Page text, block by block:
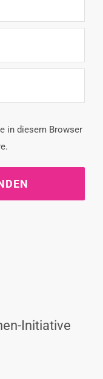
in diesem Browser
Initiative